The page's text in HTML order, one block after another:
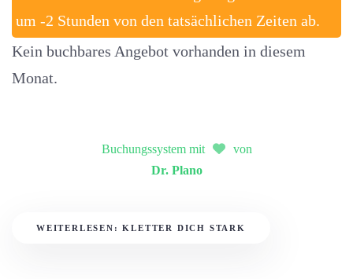
um -2 Stunden von den tatsächlichen Zeiten ab.
Kein buchbares Angebot vorhanden in diesem
Monat.
Buchungssystem mit
von
Dr. Plano
WEITERLESEN: KLETTER DICH STARK